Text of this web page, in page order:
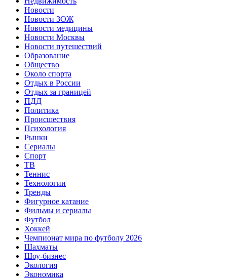
Новости
Новости ЗОЖ
Новости медицины
Новости Москвы
Новости путешествий
Образование
Общество
Около спорта
Отдых в России
Отдых за границей
ПДД
Политика
Происшествия
Психология
Рынки
Сериалы
Спорт
ТВ
Теннис
Технологии
Тренды
Фигурное катание
Фильмы и сериалы
Футбол
Хоккей
Чемпионат мира по футболу 2026
Шахматы
Шоу-бизнес
Экология
Экономика